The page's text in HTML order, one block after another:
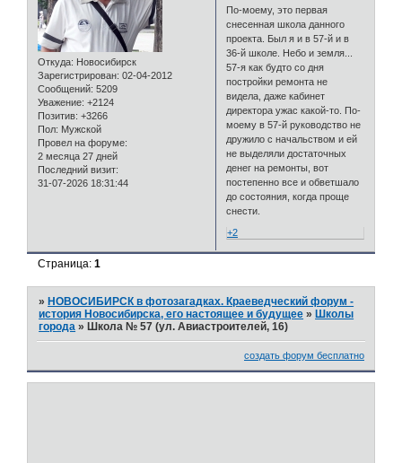
Откуда: Новосибирск
Зарегистрирован: 02-04-2012
Сообщений: 5209
Уважение: +2124
Позитив: +3266
Пол: Мужской
Провел на форуме:
2 месяца 27 дней
Последний визит:
31-07-2026 18:31:44
По-моему, это первая
снесенная школа данного
проекта. Был я и в 57-й и в
36-й школе. Небо и земля...
57-я как будто со дня
постройки ремонта не
видела, даже кабинет
директора ужас какой-то. По-
моему в 57-й руководство не
дружило с начальством и ей
не выделяли достаточных
денег на ремонты, вот
постепенно все и обветшало
до состояния, когда проще
снести.
+2
Страница:1
» НОВОСИБИРСК в фотозагадках. Краеведческий форум -
история Новосибирска, его настоящее и будущее » Школы
города » Школа № 57 (ул. Авиастроителей, 16)
создать форум бесплатно